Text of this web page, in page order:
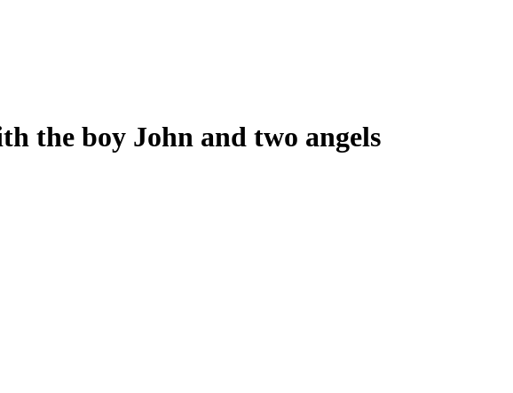
the boy John and two angels